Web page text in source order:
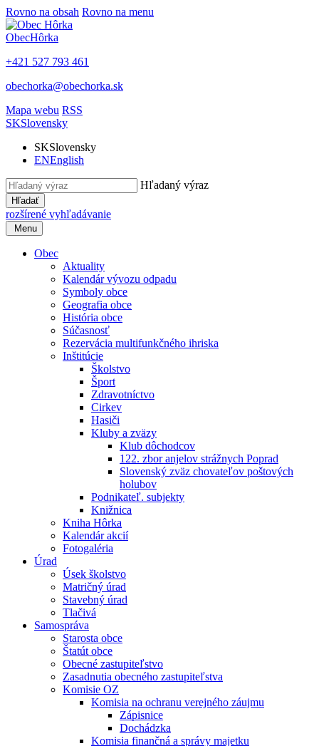
Rovno na obsah Rovno na menu
ObecHôrka
+421 527 793 461
obechorka@obechorka.sk
Mapa webu RSS
SKSlovensky
SKSlovensky
ENEnglish
Hľadaný výraz
Hľadať
rozšírené vyhľadávanie
Menu
Obec
Aktuality
Kalendár vývozu odpadu
Symboly obce
Geografia obce
História obce
Súčasnosť
Rezervácia multifunkčného ihriska
Inštitúcie
Školstvo
Šport
Zdravotníctvo
Cirkev
Hasiči
Kluby a zväzy
Klub dôchodcov
122. zbor anjelov strážnych Poprad
Slovenský zväz chovateľov poštových
holubov
Podnikateľ. subjekty
Knižnica
Kniha Hôrka
Kalendár akcií
Fotogaléria
Úrad
Úsek školstvo
Matričný úrad
Stavebný úrad
Tlačivá
Samospráva
Starosta obce
Štatút obce
Obecné zastupiteľstvo
Zasadnutia obecného zastupiteľstva
Komisie OZ
Komisia na ochranu verejného záujmu
Zápisnice
Dochádzka
Komisia finančná a správy majetku